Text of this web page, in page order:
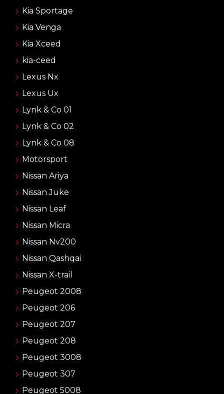
Kia Sportage
Kia Venga
Kia Xceed
kia-ceed
Lexus Nx
Lexus Ux
Lynk & Co 01
Lynk & Co 02
Lynk & Co 08
Motorsport
Nissan Ariya
Nissan Juke
Nissan Leaf
Nissan Micra
Nissan Nv200
Nissan Qashqai
Nissan X-trail
Peugeot 2008
Peugeot 206
Peugeot 207
Peugeot 208
Peugeot 3008
Peugeot 307
Peugeot 5008